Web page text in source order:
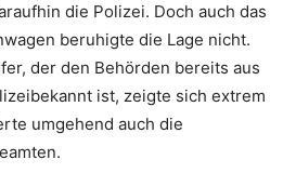
die Polizei. Doch auch das
beruhigte die Lage nicht.
der den Behörden bereits aus
ist, zeigte sich extrem
umgehend auch die